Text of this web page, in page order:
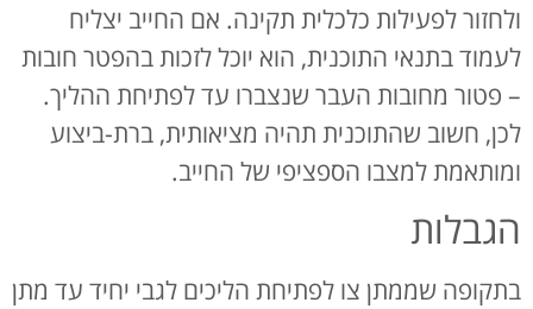
ולחזור לפעילות כלכלית תקינה. אם החייב יצליח
לעמוד בתנאי התוכנית, הוא יוכל לזכות בהפטר חובות
– פטור מחובות העבר שנצברו עד לפתיחת ההליך.
לכן, חשוב שהתוכנית תהיה מציאותית, ברת-ביצוע
ומותאמת למצבו הספציפי של החייב.
הגבלות
בתקופה שממתן צו לפתיחת הליכים לגבי יחיד עד מתן